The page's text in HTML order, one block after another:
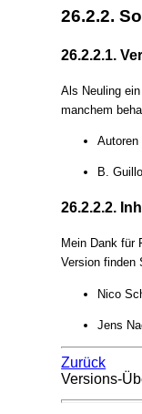
26.2.2.
26.2.2.1.
Als Neuling
manchem
Autoren
B.
26.2.2.2.
Mein Dank für
Version finden
Nico
Jens
Zurück
Versions-